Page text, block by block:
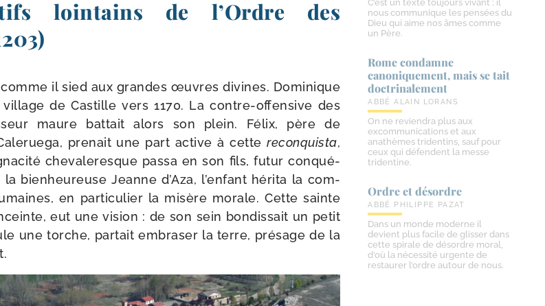
lointains de l’Ordre des
il sied aux grandes œuvres divines. Dominique
de Castille vers 1170. La contre-​offensive des
maure bat­tait alors son plein. Félix, père de
pre­nait une part active à cetterecon­quis­ta,
che­va­le­resque pas­sa en son fils, futur conqué­
bien­heu­reuse Jeanne d’Aza, l’enfant héri­ta la com­
en par­ti­cu­lier la misère morale. Cette sainte
eut une vision : de son sein bon­dis­sait un petit
une torche, par­tait embra­ser la terre, pré­sage de la
C’est un texte toujours vivant ; il
nous communique les pensées du
Dieu qui aime nos âmes comme
un Père.
Rome condamne
canoniquement, mais se tait
doctrinalement
ABBÉ ALAIN LORANS
On ne reviendra plus aux
excommunications et aux
anathèmes tridentins, sauf pour
ceux qui défendent la messe
tridentine.
Ordre et désordre
ABBÉ PHILIPPE PAZAT
Dans un monde moderne il
devient plus facile de glisser dans
cette spirale de désordre moral,
d’où la nécessité urgente de
restaurer l’ordre autour de nous.